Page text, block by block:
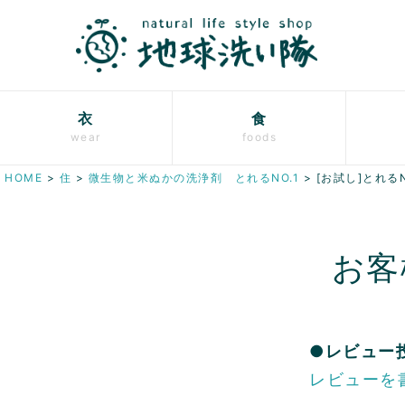
衣
wear
食
foods
HOME 住 微生物と米ぬかの洗浄剤 とれるNO.1 [お試し]とれる
お
●レビュー
レビュー